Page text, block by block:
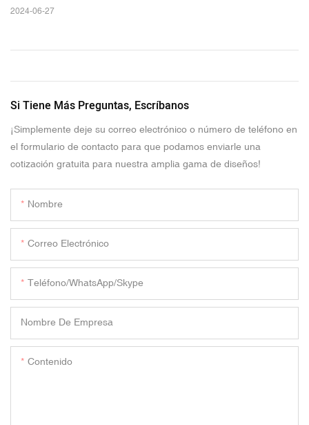
2024-06-27
Si Tiene Más Preguntas, Escríbanos
¡Simplemente deje su correo electrónico o número de teléfono en
el formulario de contacto para que podamos enviarle una
cotización gratuita para nuestra amplia gama de diseños!
Nombre
Correo Electrónico
Teléfono/WhatsApp/Skype
Nombre De Empresa
Contenido